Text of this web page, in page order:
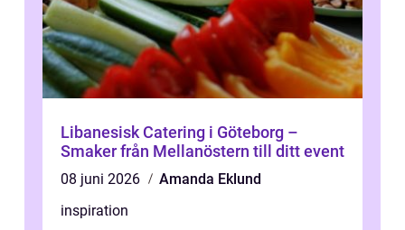
Libanesisk Catering i Göteborg –
Smaker från Mellanöstern till ditt event
08 juni 2026
Amanda Eklund
inspiration